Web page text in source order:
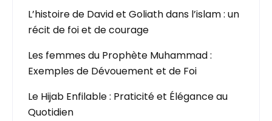
L’histoire de David et Goliath dans l’islam : un
récit de foi et de courage
Les femmes du Prophète Muhammad :
Exemples de Dévouement et de Foi
Le Hijab Enfilable : Praticité et Élégance au
Quotidien